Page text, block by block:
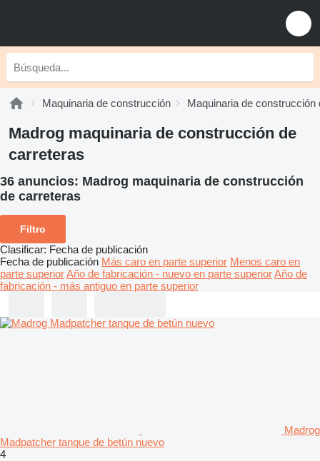
Maquinaria de construcción Maquinaria de construcción
Madrog maquinaria de construcción de
carreteras
36 anuncios: Madrog maquinaria de construcción
de carreteras
Filtro
Clasificar: Fecha de publicación
Fecha de publicación Más caro en parte superior Menos caro en
parte superiorAño de fabricación - nuevo en parte superiorAño de
fabricación - más antiguo en parte superior
Madrog
Madpatcher tanque de betún nuevo
4